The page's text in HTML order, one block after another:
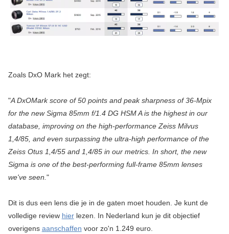
Zoals DxO Mark het zegt:
"A DxOMark score of 50 points and peak sharpness of 36-Mpix
for the new Sigma 85mm f/1.4 DG HSM A is the highest in our
database, improving on the high-performance Zeiss Milvus
1,4/85, and even surpassing the ultra-high performance of the
Zeiss Otus 1,4/55 and 1,4/85 in our metrics. In short, the new
Sigma is one of the best-performing full-frame 85mm lenses
we've seen. "
Dit is dus een lens die je in de gaten moet houden. Je kunt de
volledige review hierlezen. In Nederland kun je dit objectief
overigens aanschaffen voor zo'n 1.249 euro.